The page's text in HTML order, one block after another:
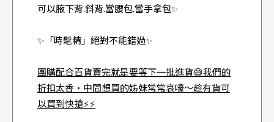
可以腋下背.斜背.當腰包.當手拿包✨
✨ 「時髦精」絕對不能錯過✨
團購配合百貨賣完就是要等下一批進貨😅我們的
折扣太香·中間想買的姊妹常常哀嚎～趁有貨可
以買到快搶⚡️⚡️